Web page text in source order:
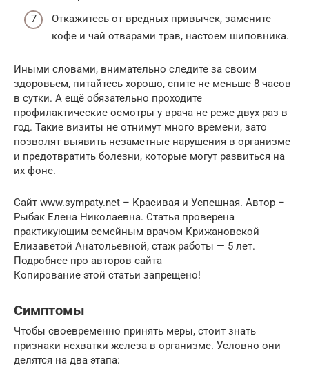
Откажитесь от вредных привычек, замените
кофе и чай отварами трав, настоем шиповника.
Иными словами, внимательно следите за своим
здоровьем, питайтесь хорошо, спите не меньше 8 часов
в сутки. А ещё обязательно проходите
профилактические осмотры у врача не реже двух раз в
год. Такие визиты не отнимут много времени, зато
позволят выявить незаметные нарушения в организме
и предотвратить болезни, которые могут развиться на
их фоне.
Сайт www.sympaty.net – Красивая и Успешная. Автор –
Рыбак Елена Николаевна. Статья проверена
практикующим семейным врачом Крижановской
Елизаветой Анатольевной, стаж работы — 5 лет.
Подробнее про авторов сайта
Копирование этой статьи запрещено!
Симптомы
Чтобы своевременно принять меры, стоит знать
признаки нехватки железа в организме. Условно они
делятся на два этапа: